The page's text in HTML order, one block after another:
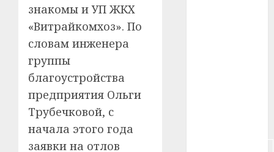
знакомы и УП ЖКХ
«Витрайкомхоз». По
словам инженера
группы
благоустройства
предприятия Ольги
Трубечковой, с
начала этого года
заявки на отлов